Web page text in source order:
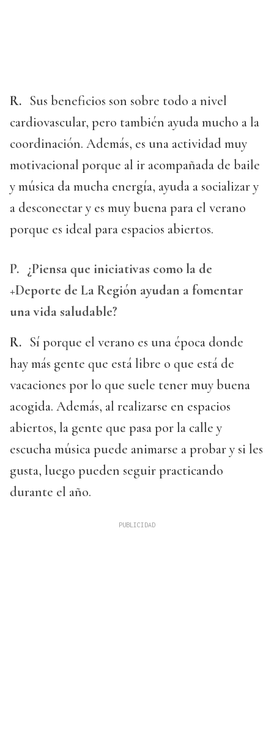
R. Sus beneficios son sobre todo a nivel
cardiovascular, pero también ayuda mucho a la
coordinación. Además, es una actividad muy
motivacional porque al ir acompañada de baile
y música da mucha energía, ayuda a socializar y
a desconectar y es muy buena para el verano
porque es ideal para espacios abiertos.
P. ¿Piensa que iniciativas como la de
+Deporte de La Región ayudan a fomentar
una vida saludable?
R. Sí porque el verano es una época donde
hay más gente que está libre o que está de
vacaciones por lo que suele tener muy buena
acogida. Además, al realizarse en espacios
abiertos, la gente que pasa por la calle y
escucha música puede animarse a probar y si les
gusta, luego pueden seguir practicando
durante el año.